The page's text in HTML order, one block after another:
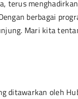
terus
berbagai
Mari kita
ditawarkan oleh